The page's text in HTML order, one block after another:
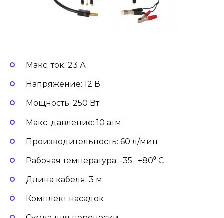
Макс. ток: 23 А
Напряжение: 12 В
Мощность: 250 Вт
Макс. давление: 10 атм
Производительность: 60 л/мин
Рабочая температура: -35…+80⁰ С
Длина кабеля: 3 м
Комплект насадок